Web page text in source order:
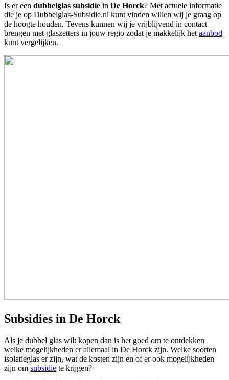
Is er een dubbelglas subsidie in De Horck? Met actuele informatie
die je op Dubbelglas-Subsidie.nl kunt vinden willen wij je graag op
de hoogte houden. Tevens kunnen wij je vrijblijvend in contact
brengen met glaszetters in jouw regio zodat je makkelijk het aanbod
kunt vergelijken.
Subsidies in De Horck
Als je dubbel glas wilt kopen dan is het goed om te ontdekken
welke mogelijkheden er allemaal in De Horck zijn. Welke soorten
isolatieglas er zijn, wat de kosten zijn en of er ook mogelijkheden
zijn om subsidie te krijgen?